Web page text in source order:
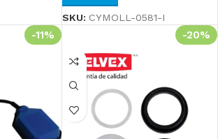
SKU: CYMOLL-0581-I
-11% -20%